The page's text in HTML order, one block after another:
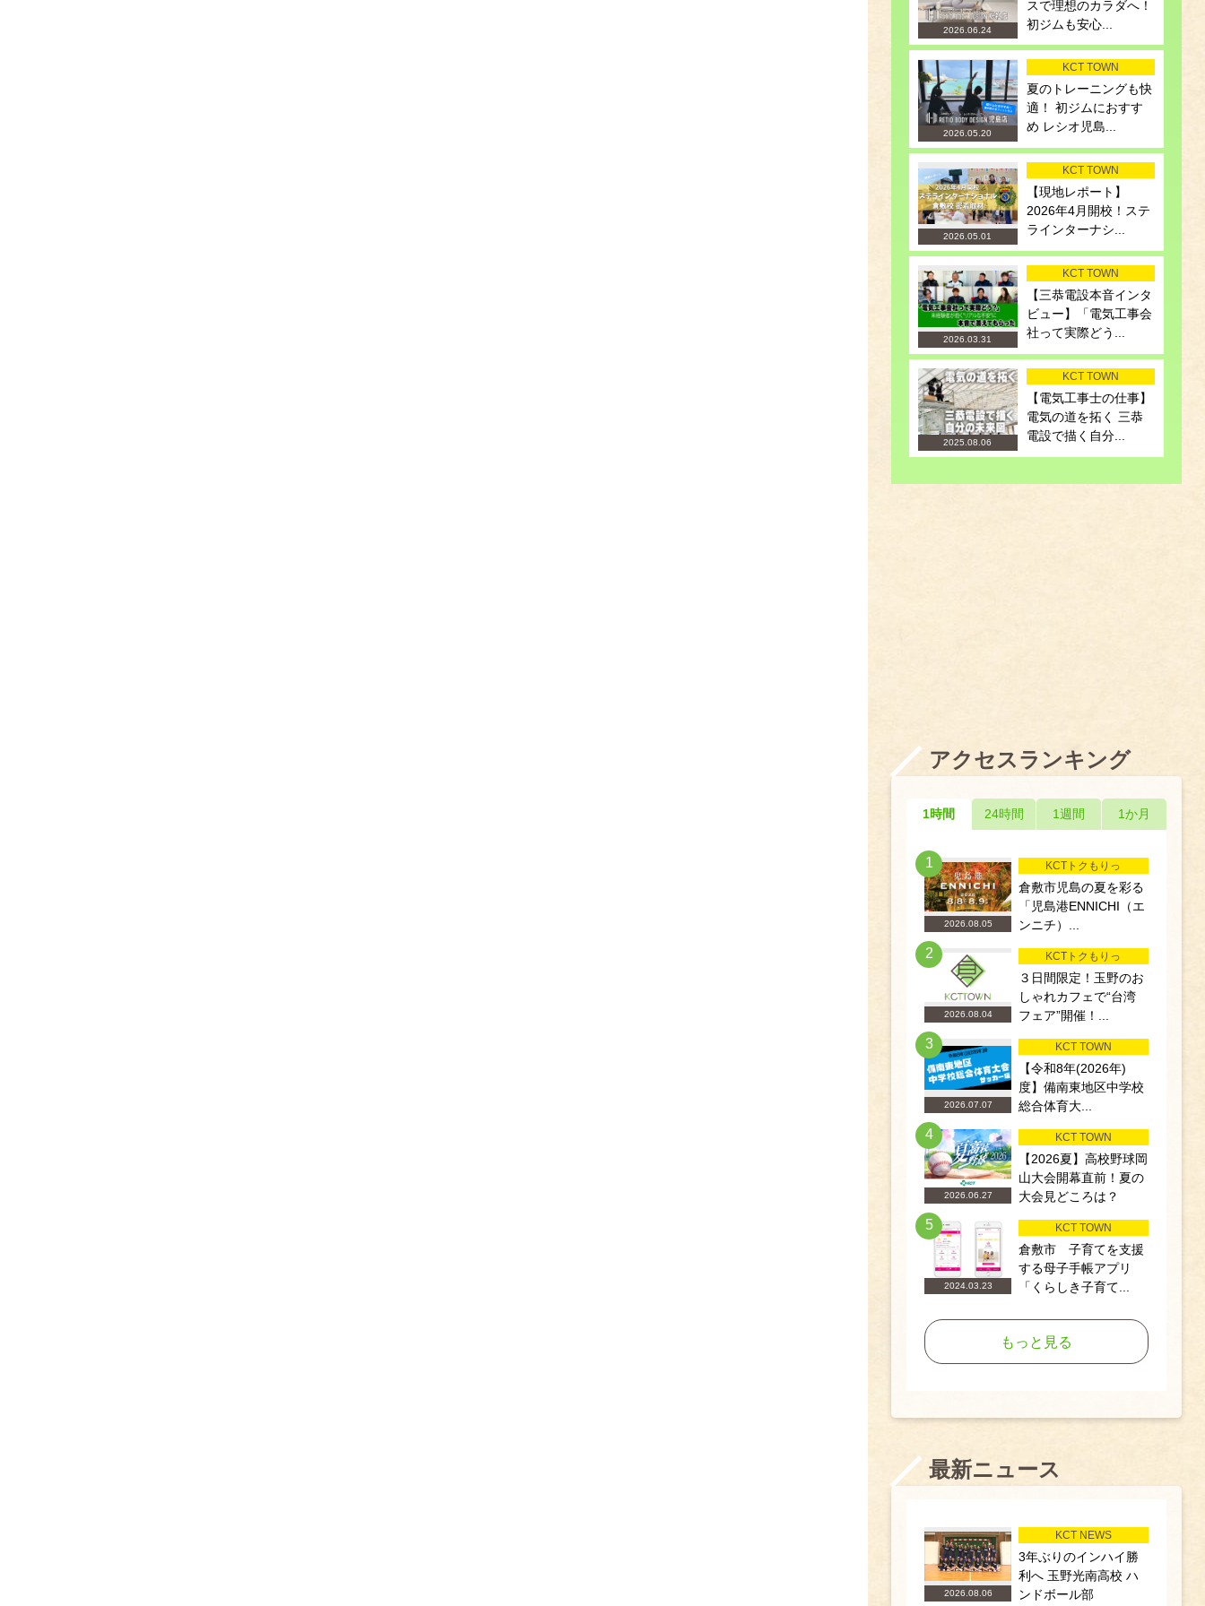
2026.06.24
スで理想のカラダへ！
初ジムも安心...
2026.05.20
KCT TOWN
夏のトレーニングも快
適！ 初ジムにおすす
め レシオ児島...
2026.05.01
KCT TOWN
【現地レポート】
2026年4月開校！ステ
ラインターナシ...
2026.03.31
KCT TOWN
【三恭電設本音インタ
ビュー】「電気工事会
社って実際どう...
2025.08.06
KCT TOWN
【電気工事士の仕事】
電気の道を拓く 三恭
電設で描く自分...
アクセスランキング
1時間 24時間 1週間 1か月
1
2026.08.05
KCTトクもりっ
倉敷市児島の夏を彩る
「児島港ENNICHI（エ
ンニチ）...
2
2026.08.04
KCTトクもりっ
３日間限定！玉野のお
しゃれカフェで“台湾
フェア”開催！...
3
2026.07.07
KCT TOWN
【令和8年(2026年)
度】備南東地区中学校
総合体育大...
4
2026.06.27
KCT TOWN
【2026夏】高校野球岡
山大会開幕直前！夏の
大会見どころは？
5
2024.03.23
KCT TOWN
倉敷市 子育てを支援
する母子手帳アプリ
「くらしき子育て...
もっと見る
最新ニュース
2026.08.06
KCT NEWS
3年ぶりのインハイ勝
利へ 玉野光南高校 ハ
ンドボール部